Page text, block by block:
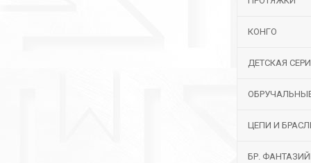
КОНГО
ДЕТСКАЯ
ЦЕПИ И
БР.